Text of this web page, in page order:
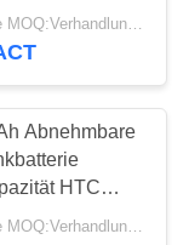
negotiable MOQ:Verhandlungsfähig
Abnehmbare
HTC
negotiable MOQ:Verhandlungsfähig